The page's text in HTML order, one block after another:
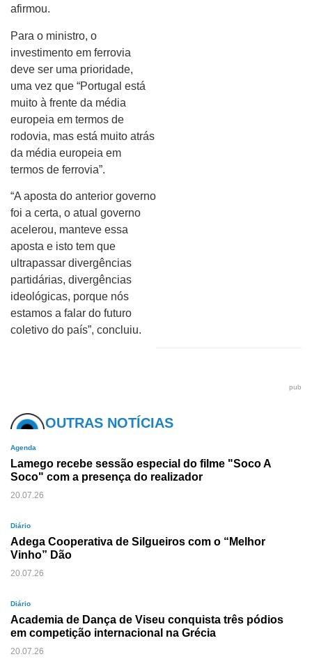
afirmou.
Para o ministro, o
investimento em ferrovia
deve ser uma prioridade,
uma vez que “Portugal está
muito à frente da média
europeia em termos de
rodovia, mas está muito atrás
da média europeia em
termos de ferrovia”.
“A aposta do anterior governo
foi a certa, o atual governo
acelerou, manteve essa
aposta e isto tem que
ultrapassar divergências
partidárias, divergências
ideológicas, porque nós
estamos a falar do futuro
coletivo do país”, concluiu.
pub
OUTRAS NOTÍCIAS
Agenda
Lamego recebe sessão especial do filme "Soco A
Soco" com a presença do realizador
20.07.26
Diário
Adega Cooperativa de Silgueiros com o “Melhor
Vinho” Dão
20.07.26
Diário
Academia de Dança de Viseu conquista três pódios
em competição internacional na Grécia
20.07.26